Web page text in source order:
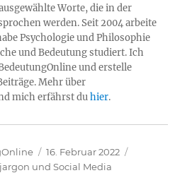
Worte, die in der
werden. Seit 2004 arbeite
Psychologie und Philosophie
und Bedeutung studiert. Ich
und erstelle
Mehr über
mich erfährst duhier.
Veröffentlicht
am
16. Februar 2022
und Social Media